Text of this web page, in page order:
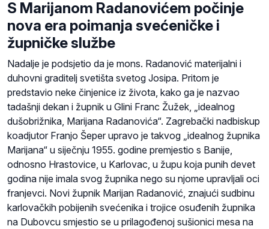
S Marijanom Radanovićem počinje
nova era poimanja svećeničke i
župničke službe
Nadalje je podsjetio da je mons. Radanović materijalni i
duhovni graditelj svetišta svetog Josipa. Pritom je
predstavio neke činjenice iz života, kako ga je nazvao
tadašnji dekan i župnik u Glini Franc Žužek, „idealnog
dušobrižnika, Marijana Radanovića“. Zagrebački nadbiskup
koadjutor Franjo Šeper upravo je takvog „idealnog župnika
Marijana“ u siječnju 1955. godine premjestio s Banije,
odnosno Hrastovice, u Karlovac, u župu koja punih devet
godina nije imala svog župnika nego su njome upravljali oci
franjevci. Novi župnik Marijan Radanović, znajući sudbinu
karlovačkih pobijenih svećenika i trojice osuđenih župnika
na Dubovcu smjestio se u prilagođenoj sušionici mesa na